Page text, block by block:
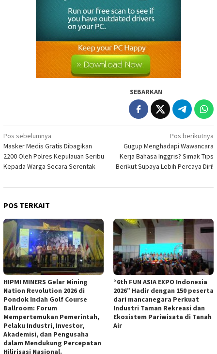
SEBARKAN
Navigasi
pos
Pos sebelumnya
Masker Medis Gratis Dibagikan
2200 Oleh Polres Kepulauan Seribu
Kepada Warga Secara Serentak
Pos berikutnya
Gugup Menghadapi Wawancara
Kerja Bahasa Inggris? Simak Tips
Berikut Supaya Lebih Percaya Diri!
POS TERKAIT
HIPMI MINERS Gelar Mining
Nation Revolution 2026 di
Pondok Indah Golf Course
Ballroom: Forum
Mempertemukan Pemerintah,
Pelaku Industri, Investor,
Akademisi, dan Pengusaha
dalam Mendukung Percepatan
Hilirisasi Nasional.
“6th FUN ASIA EXPO Indonesia
2026” Hadir dengan 150 peserta
dari mancanegara Perkuat
Industri Taman Rekreasi dan
Ekosistem Pariwisata di Tanah
Air